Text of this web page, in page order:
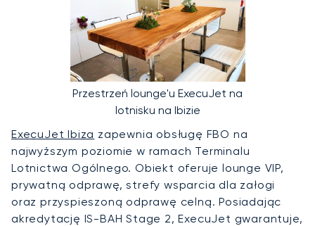
Przestrzeń lounge'u ExecuJet na
lotnisku na Ibizie
ExecuJet Ibiza zapewnia obsługę FBO na
najwyższym poziomie w ramach Terminalu
Lotnictwa Ogólnego. Obiekt oferuje lounge VIP,
prywatną odprawę, strefy wsparcia dla załogi
oraz przyspieszoną odprawę celną. Posiadając
akredytację IS-BAH Stage 2, ExecuJet gwarantuje,